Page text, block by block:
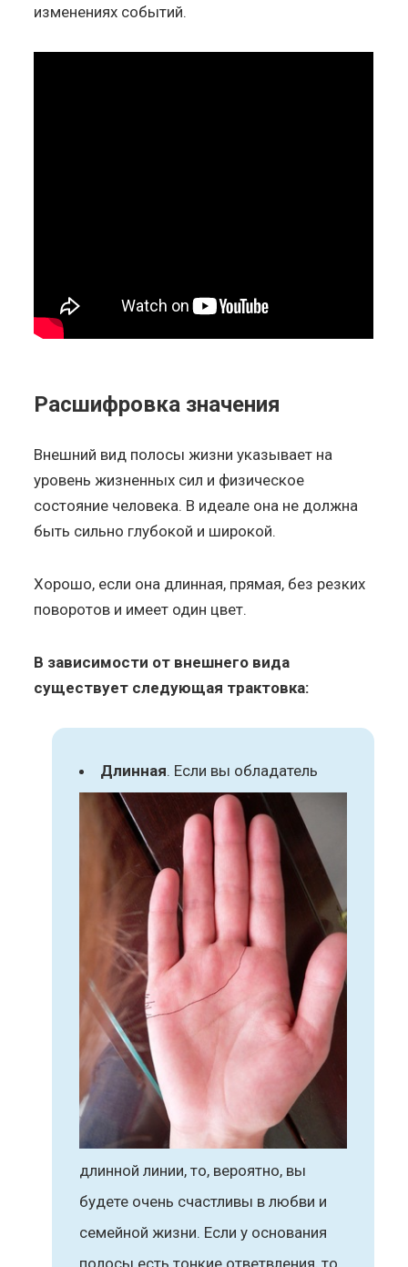
изменениях событий.
Расшифровка значения
Внешний вид полосы жизни указывает на
уровень жизненных сил и физическое
состояние человека. В идеале она не должна
быть сильно глубокой и широкой.
Хорошо, если она длинная, прямая, без резких
поворотов и имеет один цвет.
В зависимости от внешнего вида
существует следующая трактовка:
Длинная. Если вы обладатель
длинной линии, то, вероятно, вы
будете очень счастливы в любви и
семейной жизни. Если у основания
полосы есть тонкие ответвления, то